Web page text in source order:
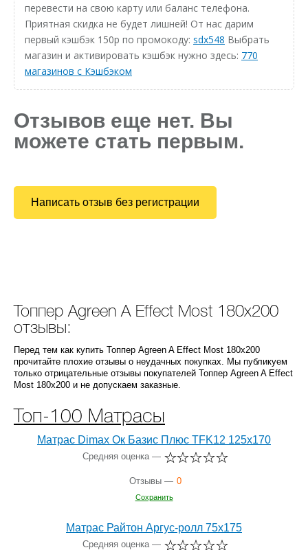
перевести на свою карту или баланс телефона.
Приятная скидка не будет лишней! От нас дарим
первый кэшбэк 150р по промокоду: sdx548 Выбрать
магазин и активировать кэшбэк нужно здесь: 770
магазинов с Кэшбэком
Отзывов еще нет. Вы
можете стать первым.
Написать отзыв без регистрации
Топпер Agreen A Effect Most 180х200
отзывы:
Перед тем как купить Топпер Agreen A Effect Most 180х200
прочитайте плохие отзывы о неудачных покупках. Мы публикуем
только отрицательные отзывы покупателей Топпер Agreen A Effect
Most 180х200 и не допускаем заказные.
Топ-100 Матрасы
Матрас Dimax Ок Базис Плюс TFK12 125x170
Средняя оценка —
Отзывы — 0
Сохранить
Матрас Райтон Аргус-ролл 75x175
Средняя оценка —